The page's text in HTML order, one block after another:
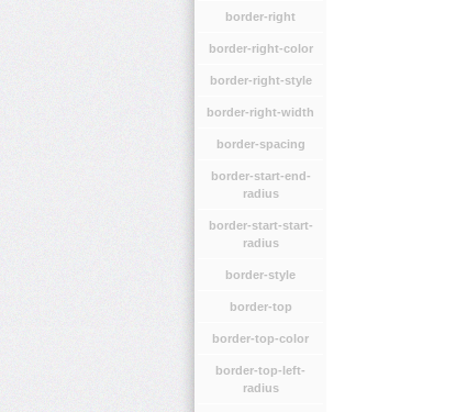
border-right
border-right-color
border-right-style
border-right-width
border-spacing
border-start-end-
radius
border-start-start-
radius
border-style
border-top
border-top-color
border-top-left-
radius